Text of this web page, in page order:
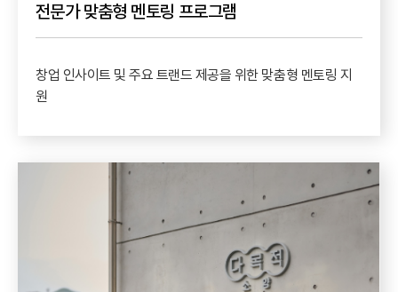
전문가 맞춤형 멘토링 프로그램
창업 인사이트 및 주요 트랜드 제공을 위한 맞춤형 멘토링 지
원